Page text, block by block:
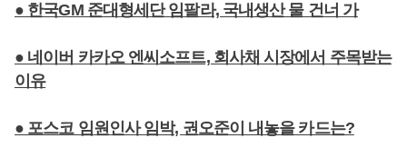
● 한국GM 준대형세단 임팔라, 국내생산 물 건너 가
● 네이버 카카오 엔씨소프트, 회사채 시장에서 주목받는
이유
● 포스코 임원인사 임박, 권오준이 내놓을 카드는?